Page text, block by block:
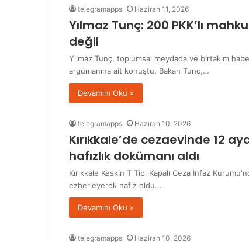
telegramapps Haziran 11, 2026
Yılmaz Tunç: 200 PKK’lı
değil
Yılmaz Tunç, toplumsal meydada ve birtakım
argümanına ait konuştu. Bakan Tunç,…
Devamını Oku »
telegramapps Haziran 10, 2026
Kırıkkale’de cezaevinde 12
hafızlık dokümanı aldı
Kırıkkale Keskin T Tipi Kapalı Ceza İnfaz
ezberleyerek hafız oldu.…
Devamını Oku »
telegramapps Haziran 10, 2026